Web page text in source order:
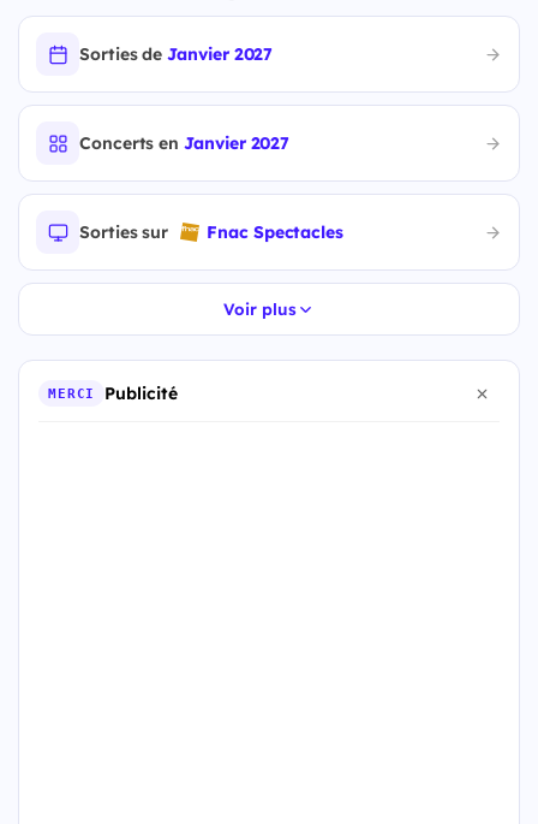
Sorties deJanvier 2027
Concerts enJanvier 2027
Sorties sur Fnac Spectacles
Voir plus
MERCI Publicité